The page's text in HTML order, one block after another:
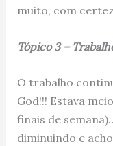
muito, com
Tópico 3 –
O trabalho
God!!! Estava
finais de
diminuindo e